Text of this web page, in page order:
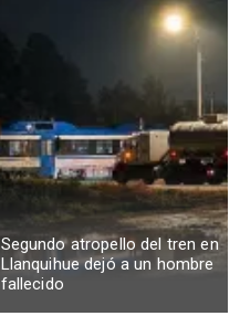
Segundo atropello del tren en
Llanquihue dejó a un hombre
fallecido